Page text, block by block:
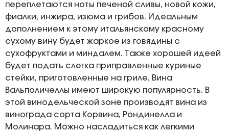
переплетаются ноты печеной сливы, новой кожи,
фиалки, инжира, изюма и грибов. Идеальным
дополнением к этому итальянскому красному
сухому вину будет жаркое из говядины с
сухофруктами и миндалем. Также хорошей идеей
будет подать слегка приправленные куриные
стейки, приготовленные на гриле. Вина
Вальполичеллы имеют широкую популярность. В
этой винодельческой зоне производят вина из
винограда сорта Корвина, Рондинелла и
Молинара. Можно насладиться как легкими